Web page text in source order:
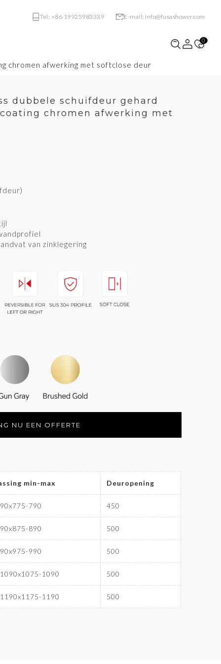
Tel: +86 19925983339 E-mail: info@fusashower.com
0
chromen afwerking met softclose deur
dubbele schuifdeur gehard
chromen afwerking met
van zinklegering
NU EEN OFFERTE
min-max Deuropening
790 450
890 500
990 500
1090 500
1190 500